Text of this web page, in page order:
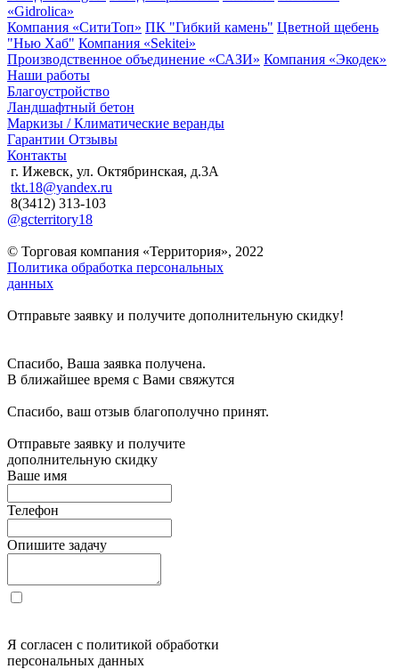
«Gidrolica»
Компания «СитиТоп» ПК "Гибкий камень" Цветной щебень
"Нью Хаб" Компания «Sekitei»
Производственное объединение «САЗИ» Компания «Экодек»
Наши работы
Благоустройство
Ландшафтный бетон
Маркизы / Климатические веранды
Гарантии Отзывы
Контакты
г. Ижевск, ул. Октябринская, д.3А
tkt.18@yandex.ru
8(3412) 313-103
@gcterritory18
© Торговая компания «Территория», 2022
Политика обработка персональных
данных
Отправьте заявку и получите дополнительную скидку!
Спасибо, Ваша заявка получена.
В ближайшее время с Вами свяжутся
Спасибо, ваш отзыв благополучно принят.
Отправьте заявку и получите
дополнительную скидку
Ваше имя
Телефон
Опишите задачу
Я согласен с политикой обработки
персональных данных